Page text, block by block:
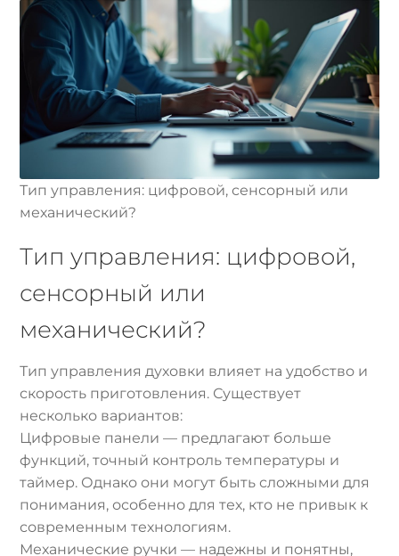
Тип управления: цифровой, сенсорный или
механический?
Тип управления: цифровой,
сенсорный или
механический?
Тип управления духовки влияет на удобство и
скорость приготовления. Существует
несколько вариантов:
Цифровые панели — предлагают больше
функций, точный контроль температуры и
таймер. Однако они могут быть сложными для
понимания, особенно для тех, кто не привык к
современным технологиям.
Механические ручки — надежны и понятны,